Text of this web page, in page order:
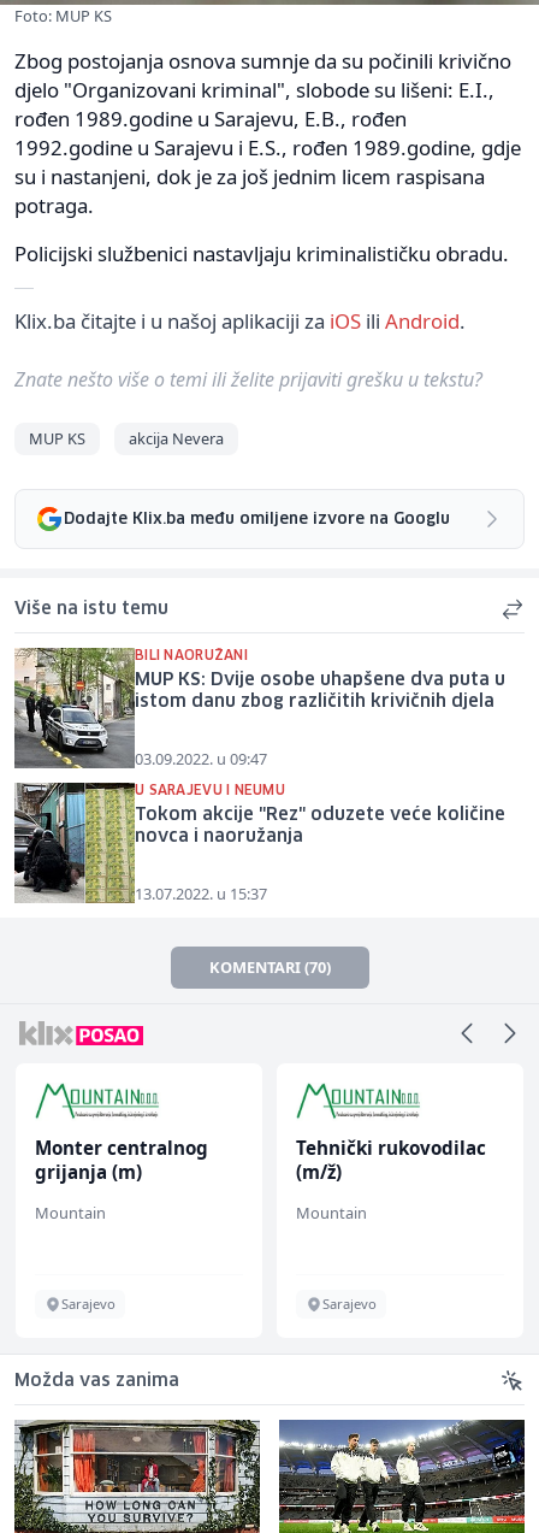
Foto: MUP KS
Zbog postojanja osnova sumnje da su počinili krivično
djelo "Organizovani kriminal", slobode su lišeni: E.I.,
rođen 1989.godine u Sarajevu, E.B., rođen
1992.godine u Sarajevu i E.S., rođen 1989.godine, gdje
su i nastanjeni, dok je za još jednim licem raspisana
potraga.
Policijski službenici nastavljaju kriminalističku obradu.
Klix.ba čitajte i u našoj aplikaciji za iOS ili Android.
Znate nešto više o temi ili želite prijaviti grešku u tekstu?
MUP KS akcija Nevera
Dodajte Klix.ba među omiljene izvore na Googlu
Više na istu temu
BILI NAORUŽANI
MUP KS: Dvije osobe uhapšene dva puta u
istom danu zbog različitih krivičnih djela
03.09.2022. u 09:47
U SARAJEVU I NEUMU
Tokom akcije "Rez" oduzete veće količine
novca i naoružanja
13.07.2022. u 15:37
KOMENTARI (70)
Monter centralnog
grijanja (m)
Mountain
Sarajevo
Tehnički rukovodilac
(m/ž)
Mountain
Sarajevo
Možda vas zanima